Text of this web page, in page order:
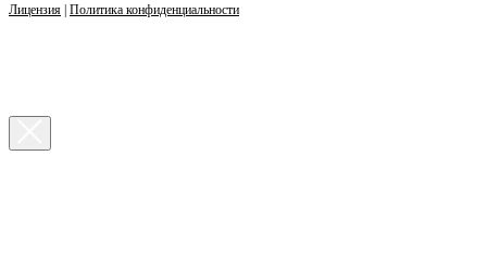
Лицензия | Политика конфиденциальности